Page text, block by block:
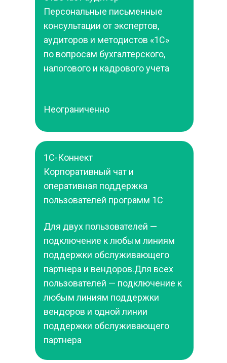
Персональные письменные
консультации от экспертов,
аудиторов и методистов «1С»
по вопросам бухгалтерского,
налогового и кадрового учета
Неограниченно
1С-Коннект
Корпоративный чат и
оперативная поддержка
пользователей программ 1С
Для двух пользователей —
подключение к любым линиям
поддержки обслуживающего
партнера и вендоров.Для всех
пользователей — подключение к
любым линиям поддержки
вендоров и одной линии
поддержки обслуживающего
партнера